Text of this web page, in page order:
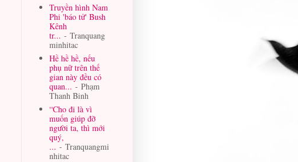
Truyền hình Nam
Phi 'báo tử' Bush
Kênh
tr... - Tranquang
minhitac
Hề hề hề, nếu
phụ nữ trên thế
gian này đều có
quan... - Phạm
Thanh Binh
“Cho đi là vì
muốn giúp đỡ
người ta, thì mới
quý,
... - Tranquangmi
nhitac